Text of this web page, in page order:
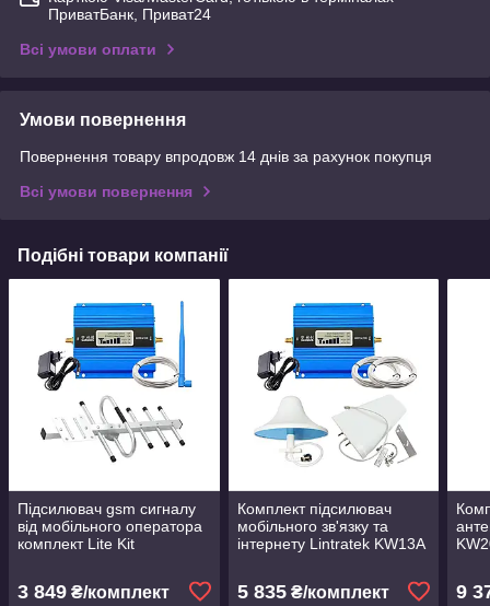
ПриватБанк, Приват24
Всі умови оплати
Умови повернення
Повернення товару впродовж 14 днів за рахунок покупця
Всі умови повернення
Подібні товари компанії
Підсилювач gsm сигналу
від мобільного оператора
комплект Lite Kit
3 849 ₴/комплект
Комплект підсилювач
мобільного зв'язку та
інтернету Lintratek KW13A
5 835₴/комплект 9